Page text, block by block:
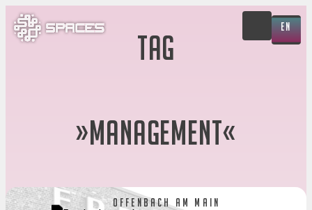
EN
tag
»management«
Offenbach am main